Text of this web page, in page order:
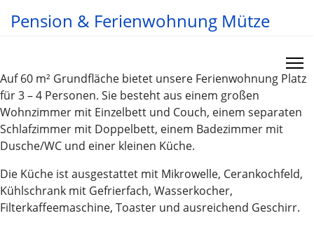
Pension & Ferienwohnung Mütze
Auf 60 m² Grundfläche bietet unsere Ferienwohnung Platz
für 3 – 4 Personen. Sie besteht aus einem großen
Wohnzimmer mit Einzelbett und Couch, einem separaten
Schlafzimmer mit Doppelbett, einem Badezimmer mit
Dusche/WC und einer kleinen Küche.
Die Küche ist ausgestattet mit Mikrowelle, Cerankochfeld,
Kühlschrank mit Gefrierfach, Wasserkocher,
Filterkaffeemaschine, Toaster und ausreichend Geschirr.